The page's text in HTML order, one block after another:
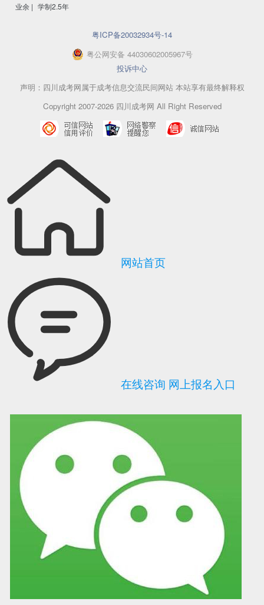
业余 | 学制2.5年
粤ICP备20032934号-14
粤公网安备 44030602005967号
投诉中心
声明：四川成考网属于成考信息交流民间网站 本站享有最终解释权
Copyright 2007-2026 四川成考网 All Right Reserved
可信网站信用评 网络警察提醒你 诚信网站
网站首页
在线咨询 网上报名入口